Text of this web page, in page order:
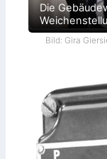
Die
Bild: Gira